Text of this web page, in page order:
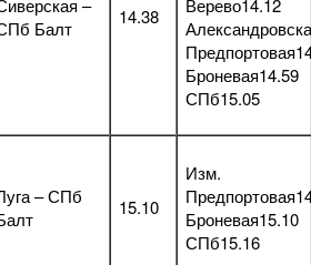
–
Балт
14.38
Верево14.12
Броневая14.59
СПб15.05
– СПб
15.10
Изм.
Броневая15.10
СПб15.16